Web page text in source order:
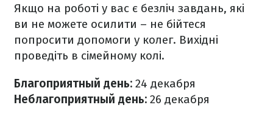
Якщо на роботі у вас є безліч завдань, які
ви не можете осилити – не бійтеся
попросити допомоги у колег. Вихідні
проведіть в сімейному колі.
Благоприятный день: 24 декабря
Неблагоприятный день: 26 декабря